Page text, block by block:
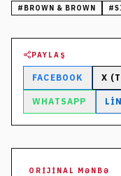
# BROWN & BROWN #
PAYLAŞ
FACEBOOK X
WHATSAPP
ORIJINAL MƏNBƏ